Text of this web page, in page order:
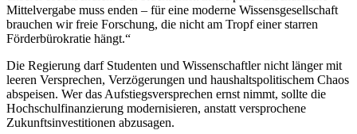
Mittelvergabe muss enden – für eine moderne Wissensgesellschaft
brauchen wir freie Forschung, die nicht am Tropf einer starren
Förderbürokratie hängt.“
Die Regierung darf Studenten und Wissenschaftler nicht länger mit
leeren Versprechen, Verzögerungen und haushaltspolitischem Chaos
abspeisen. Wer das Aufstiegsversprechen ernst nimmt, sollte die
Hochschulfinanzierung modernisieren, anstatt versprochene
Zukunftsinvestitionen abzusagen.